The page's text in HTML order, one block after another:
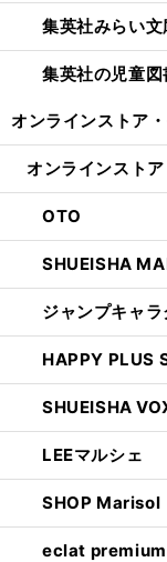
集英社みらい文
集英社の児童
オンラインストア・
オンラインストア
OTO
SHUEISHA
ジャンプキャ
HAPPY PLUS
SHUEISHA
LEEマルシェ
SHOP Marisol
eclat premium